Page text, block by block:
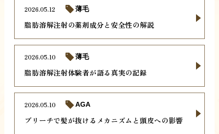
脂肪溶解注射の薬剤成分と安全性の解説
2026.05.12 薄毛
脂肪溶解注射体験者が語る真実の記録
2026.05.10 薄毛
ブリーチで髪が抜けるメカニズムと頭皮への影響
2026.05.10 AGA